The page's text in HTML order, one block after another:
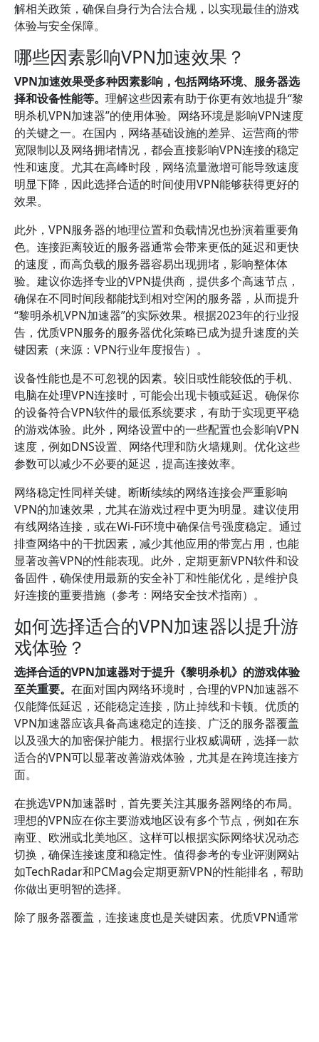
解相关政策，确保自身行为合法合规，以实现最佳的游戏
体验与安全保障。
哪些因素影响VPN加速效果？
VPN加速效果受多种因素影响，包括网络环境、服务器选
择和设备性能等。 理解这些因素有助于你更有效地提升“黎
明杀机VPN加速器”的使用体验。网络环境是影响VPN速度
的关键之一。在国内，网络基础设施的差异、运营商的带
宽限制以及网络拥堵情况，都会直接影响VPN连接的稳定
性和速度。尤其在高峰时段，网络流量激增可能导致速度
明显下降，因此选择合适的时间使用VPN能够获得更好的
效果。
此外，VPN服务器的地理位置和负载情况也扮演着重要角
色。连接距离较近的服务器通常会带来更低的延迟和更快
的速度，而高负载的服务器容易出现拥堵，影响整体体
验。建议你选择专业的VPN提供商，提供多个高速节点，
确保在不同时间段都能找到相对空闲的服务器，从而提升
“黎明杀机VPN加速器”的实际效果。根据2023年的行业报
告，优质VPN服务的服务器优化策略已成为提升速度的关
键因素（来源：VPN行业年度报告）。
设备性能也是不可忽视的因素。较旧或性能较低的手机、
电脑在处理VPN连接时，可能会出现卡顿或延迟。确保你
的设备符合VPN软件的最低系统要求，有助于实现更平稳
的游戏体验。此外，网络设置中的一些配置也会影响VPN
速度，例如DNS设置、网络代理和防火墙规则。优化这些
参数可以减少不必要的延迟，提高连接效率。
网络稳定性同样关键。断断续续的网络连接会严重影响
VPN的加速效果，尤其在游戏过程中更为明显。建议使用
有线网络连接，或在Wi-Fi环境中确保信号强度稳定。通过
排查网络中的干扰因素，减少其他应用的带宽占用，也能
显著改善VPN的性能表现。此外，定期更新VPN软件和设
备固件，确保使用最新的安全补丁和性能优化，是维护良
好连接的重要措施（参考：网络安全技术指南）。
如何选择适合的VPN加速器以提升游
戏体验？
选择合适的VPN加速器对于提升《黎明杀机》的游戏体验
至关重要。 在面对国内网络环境时，合理的VPN加速器不
仅能降低延迟，还能稳定连接，防止掉线和卡顿。优质的
VPN加速器应该具备高速稳定的连接、广泛的服务器覆盖
以及强大的加密保护能力。根据行业权威调研，选择一款
适合的VPN可以显著改善游戏体验，尤其是在跨境连接方
面。
在挑选VPN加速器时，首先要关注其服务器网络的布局。
理想的VPN应在你主要游戏地区设有多个节点，例如在东
南亚、欧洲或北美地区。这样可以根据实际网络状况动态
切换，确保连接速度和稳定性。值得参考的专业评测网站
如TechRadar和PCMag会定期更新VPN的性能排名，帮助
你做出更明智的选择。
除了服务器覆盖，连接速度也是关键因素。优质VPN通常